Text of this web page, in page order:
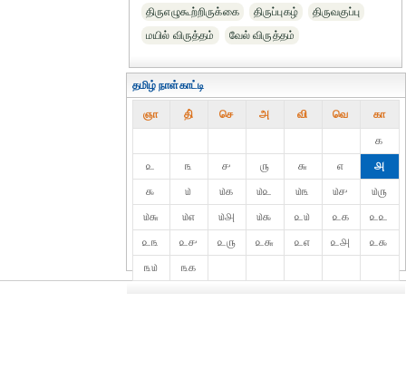
திருஎழுகூற்றிருக்கை
திருப்புகழ்
திருவகுப்பு
மயில் விருத்தம்
வேல் விருத்தம்
தமிழ் நாள்காட்டி
ஞா தி் செ அ வி வெ கா
௧
௨
௩ ௪ ௫ ௬ ௭
௮
௯
௰ ௰௧ ௰௨ ௰௩ ௰௪
௰௫
௰௬
௰௭ ௰௮ ௰௯ ௨௰ ௨௧
௨௨
௨௩
௨௪ ௨௫ ௨௬ ௨௭ ௨௮
௨௯
௩௰
௩௧